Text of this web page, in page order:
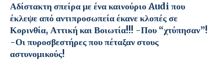
Αδίστακτη σπείρα με ένα καινούριο Audi που
έκλεψε από αντιπροσωπεία έκανε κλοπές σε
Κορινθία, Αττική και Βοιωτία!!! -Που “χτύπησαν”!
-Οι πυροσβεστήρες που πέταξαν στους
αστυνομικούς!